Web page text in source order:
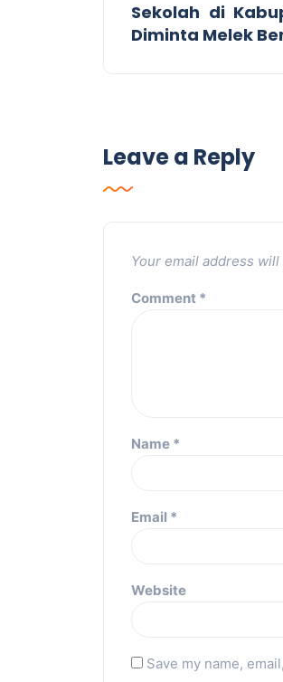
Sekolah di
Diminta Melek
Leave a Reply
Your email address
Comment *
Name *
Email *
Website
Save my name,